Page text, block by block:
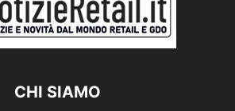
CHI SIAMO